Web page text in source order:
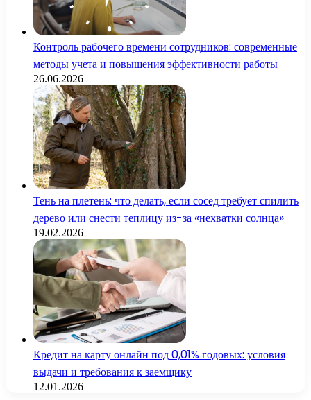
Контроль рабочего времени сотрудников: современные
методы учета и повышения эффективности работы
26.06.2026
Тень на плетень: что делать, если сосед требует спилить
дерево или снести теплицу из-за «нехватки солнца»
19.02.2026
Кредит на карту онлайн под 0,01% годовых: условия
выдачи и требования к заемщику
12.01.2026